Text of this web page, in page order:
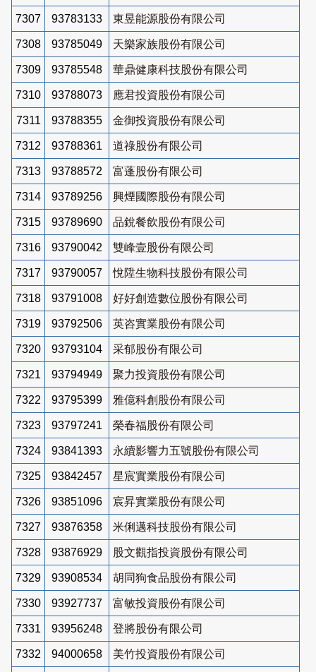
7307 93783133 東昱能源股份有限公司
7308 93785049 天樂家族股份有限公司
7309 93785548 華鼎健康科技股份有限公司
7310 93788073 應君投資股份有限公司
7311 93788355 金御投資股份有限公司
7312 93788361 道祿股份有限公司
7313 93788572 富蓬股份有限公司
7314 93789256 興煙國際股份有限公司
7315 93789690 品銳餐飲股份有限公司
7316 93790042 雙峰壹股份有限公司
7317 93790057 悅陞生物科技股份有限公司
7318 93791008 好好創造數位股份有限公司
7319 93792506 英咨實業股份有限公司
7320 93793104 采郁股份有限公司
7321 93794949 聚力投資股份有限公司
7322 93795399 雅億科創股份有限公司
7323 93797241 榮春福股份有限公司
7324 93841393 永續影響力五號股份有限公司
7325 93842457 星宸實業股份有限公司
7326 93851096 宸昇實業股份有限公司
7327 93876358 米俐邁科技股份有限公司
7328 93876929 股文觀指投資股份有限公司
7329 93908534 胡同狗食品股份有限公司
7330 93927737 富敏投資股份有限公司
7331 93956248 登將股份有限公司
7332 94000658 美竹投資股份有限公司